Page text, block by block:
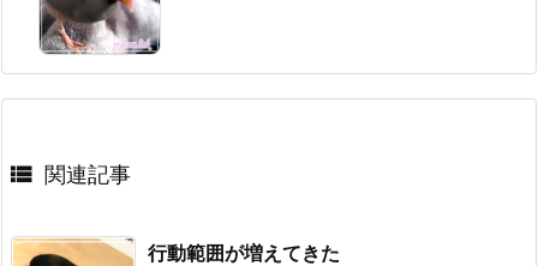
 関連記事
行動範囲が増えてきた